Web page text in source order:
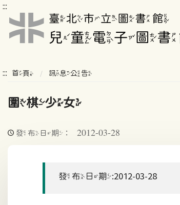
:::
::: 首頁 訊息公告
圍棋少女
發布日期： 2012-03-28
發布日期:2012-03-28